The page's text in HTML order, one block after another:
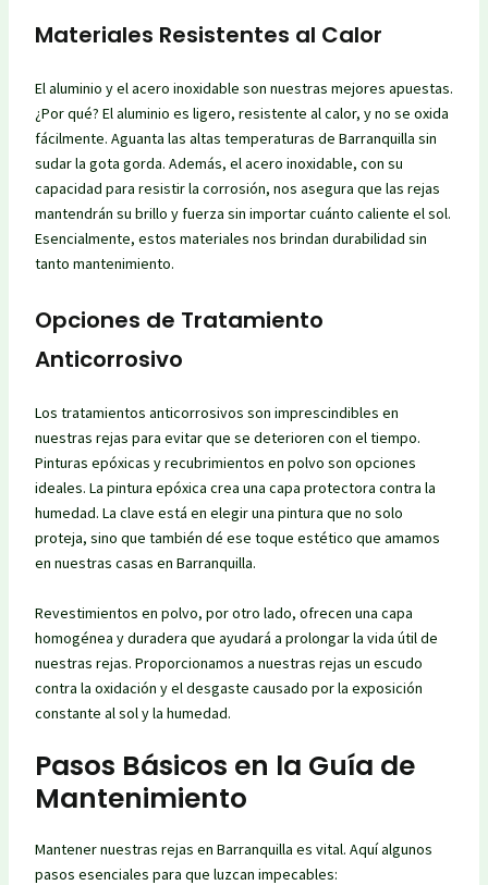
Materiales Resistentes al Calor
El aluminio y el acero inoxidable son nuestras mejores apuestas.
¿Por qué? El aluminio es ligero, resistente al calor, y no se oxida
fácilmente. Aguanta las altas temperaturas de Barranquilla sin
sudar la gota gorda. Además, el acero inoxidable, con su
capacidad para resistir la corrosión, nos asegura que las rejas
mantendrán su brillo y fuerza sin importar cuánto caliente el sol.
Esencialmente, estos materiales nos brindan durabilidad sin
tanto mantenimiento.
Opciones de Tratamiento
Anticorrosivo
Los tratamientos anticorrosivos son imprescindibles en
nuestras rejas para evitar que se deterioren con el tiempo.
Pinturas epóxicas y recubrimientos en polvo son opciones
ideales. La pintura epóxica crea una capa protectora contra la
humedad. La clave está en elegir una pintura que no solo
proteja, sino que también dé ese toque estético que amamos
en nuestras casas en Barranquilla.
Revestimientos en polvo, por otro lado, ofrecen una capa
homogénea y duradera que ayudará a prolongar la vida útil de
nuestras rejas. Proporcionamos a nuestras rejas un escudo
contra la oxidación y el desgaste causado por la exposición
constante al sol y la humedad.
Pasos Básicos en la Guía de
Mantenimiento
Mantener nuestras rejas en Barranquilla es vital. Aquí algunos
pasos esenciales para que luzcan impecables: